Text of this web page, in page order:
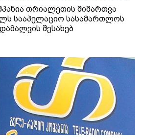
თრიალეთის მიმართვა
სააპელაციო სასამართლოს
შესახებ